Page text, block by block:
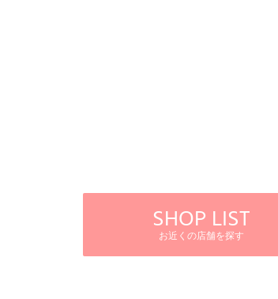
SHOP LIST
お近くの店舗を探す